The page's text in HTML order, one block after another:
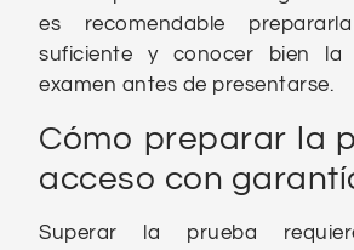
es recomendable
suficiente y conocer bien la
examen antes de presentarse.
Cómo preparar la
acceso con
Superar la prueba